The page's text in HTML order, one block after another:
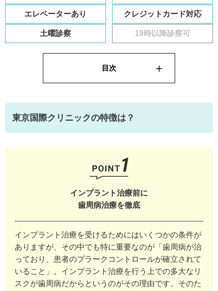
エレベーターあり クレジットカード対応
土曜診察 19時以降診察可
東京国際クリニックの特徴は？
インプラント治療前に
歯周病治療を徹底
インプラント治療を受けるためにはいくつかの条件が
ありますが、その中でも特に重要なのが「歯周病が治
っており、患者のプラークコントロールが確立されて
いること」。インプラント治療を行う上での多大なリ
スクが歯周病だからというのがその理由です。そのた